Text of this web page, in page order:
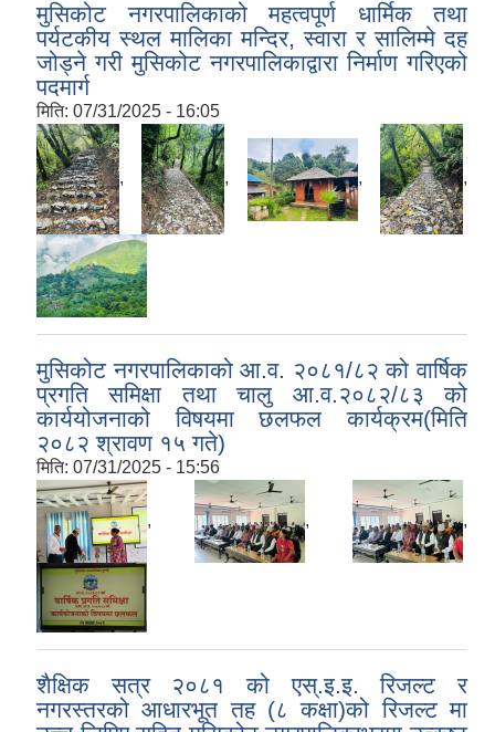
मुसिकोट नगरपालिकाको महत्वपूर्ण धार्मिक तथा
पर्यटकीय स्थल मालिका मन्दिर, स्वारा र सालिम्मे दह
जोड्ने गरी मुसिकोट नगरपालिकाद्वारा निर्माण गरिएको
पदमार्ग
मिति: 07/31/2025 - 16:05
, , , ,
मुसिकोट नगरपालिकाको आ.व. २०८१/८२ को वार्षिक
प्रगति समिक्षा तथा चालु आ.व.२०८२/८३ को
कार्ययोजनाको विषयमा छलफल कार्यक्रम(मिति
२०८२ श्रावण १५ गते)
मिति: 07/31/2025 - 15:56
, , ,
शैक्षिक सत्र २०८१ को एस्.इ.इ. रिजल्ट र
नगरस्तरको आधारभूत तह (८ कक्षा)को रिजल्ट मा